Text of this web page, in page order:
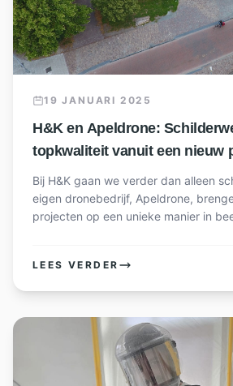
19 JANUARI 2025
H&K en Apeldrone:
topkwaliteit vanuit een nieuw
Bij H&K gaan we verder dan alleen
eigen dronebedrijf, Apeldrone,
projecten op een unieke manier in
LEES VERDER